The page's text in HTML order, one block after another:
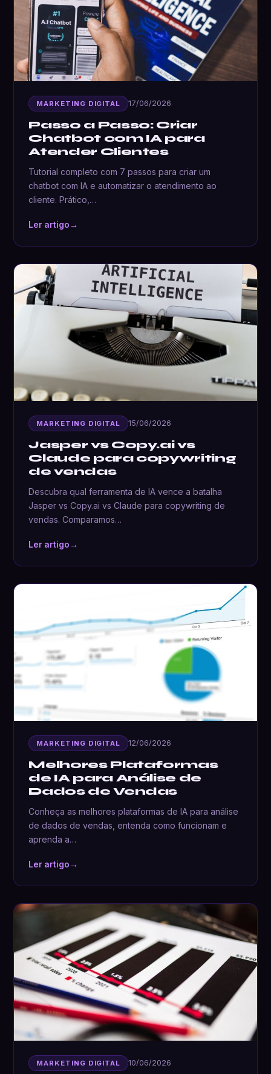
MARKETING DIGITAL 17/06/2026
Passo a Passo: Criar
Chatbot com IA para
Atender Clientes
Tutorial completo com 7 passos para criar um
chatbot com IA e automatizar o atendimento ao
cliente. Prático,…
Ler artigo→
MARKETING DIGITAL 15/06/2026
Jasper vs Copy.ai vs
Claude para copywriting
de vendas
Descubra qual ferramenta de IA vence a batalha
Jasper vs Copy.ai vs Claude para copywriting de
vendas. Comparamos…
Ler artigo→
MARKETING DIGITAL 12/06/2026
Melhores Plataformas
de IA para Análise de
Dados de Vendas
Conheça as melhores plataformas de IA para análise
de dados de vendas, entenda como funcionam e
aprenda a…
Ler artigo→
MARKETING DIGITAL 10/06/2026